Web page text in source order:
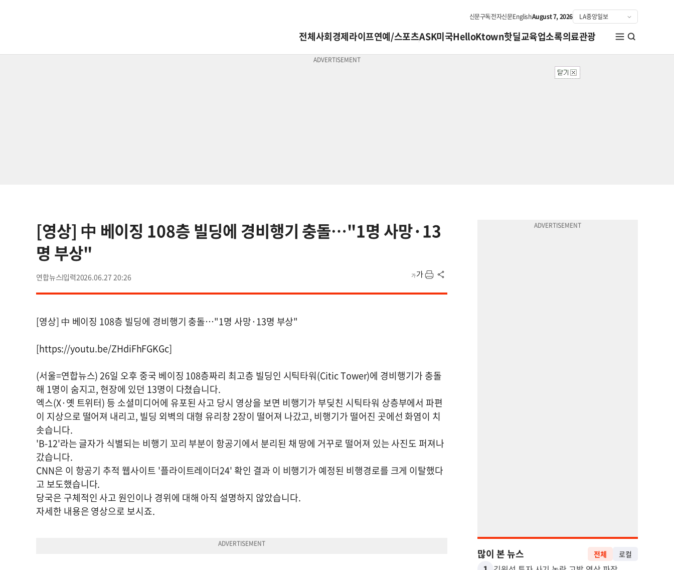
신문구독전자신문EnglishAugust 7, 2026
전체사회경제라이프연예/스포츠ASK미국HelloKtown핫딜교육업소록의료관광
[영상] 中 베이징 108층 빌딩에 경비행기 충돌…"1명 사망·13
명 부상"
연합뉴스 2026.06.27 20:26
[영상] 中 베이징 108층 빌딩에 경비행기 충돌…"1명 사망·13명 부상"
[https://youtu.be/ZHdiFhFGKGc]
(서울=연합뉴스) 26일 오후 중국 베이징 108층짜리 최고층 빌딩인 시틱타워(Citic Tower)에 경비행기가 충돌
해 1명이 숨지고, 현장에 있던 13명이 다쳤습니다.
엑스(X·옛 트위터) 등 소셜미디어에 유포된 사고 당시 영상을 보면 비행기가 부딪친 시틱타워 상층부에서 파편
이 지상으로 떨어져 내리고, 빌딩 외벽의 대형 유리창 2장이 떨어져 나갔고, 비행기가 떨어진 곳에선 화염이 치
솟습니다.
'B-12'라는 글자가 식별되는 비행기 꼬리 부분이 항공기에서 분리된 채 땅에 거꾸로 떨어져 있는 사진도 퍼져나
갔습니다.
CNN은 이 항공기 추적 웹사이트 '플라이트레이더24' 확인 결과 이 비행기가 예정된 비행경로를 크게 이탈했다
고 보도했습니다.
당국은 구체적인 사고 원인이나 경위에 대해 아직 설명하지 않았습니다.
자세한 내용은 영상으로 보시죠.
많이 본 뉴스 전체 로컬